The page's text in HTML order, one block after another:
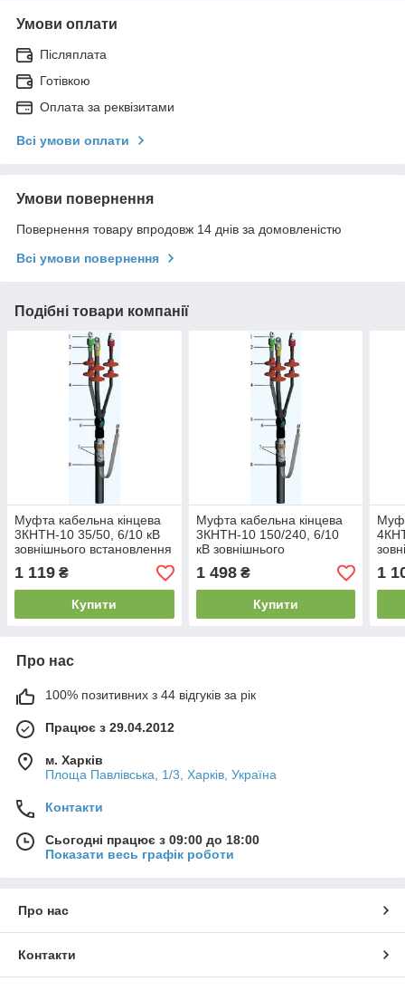
Умови оплати
Післяплата
Готівкою
Оплата за реквізитами
Всі умови оплати
Умови повернення
Повернення товару впродовж 14 днів за домовленістю
Всі умови повернення
Подібні товари компанії
Муфта кабельна кінцева
3КНТН-10 35/50, 6/10 кВ
зовнішнього встановлення
з болтовими
наконечниками
1 119 ₴
Купити
Муфта кабельна кінцева
3КНТН-10 150/240, 6/10
кВ зовнішнього
встановлення з болтовими
наконечниками
1 498₴
Купити
1
Про нас
100% позитивних з 44 відгуків за рік
Працює з 29.04.2012
м. Харків
Площа Павлівська, 1/3, Харків, Україна
Контакти
Сьогодні працює з 09:00 до 18:00
Показати весь графік роботи
Про нас
Контакти